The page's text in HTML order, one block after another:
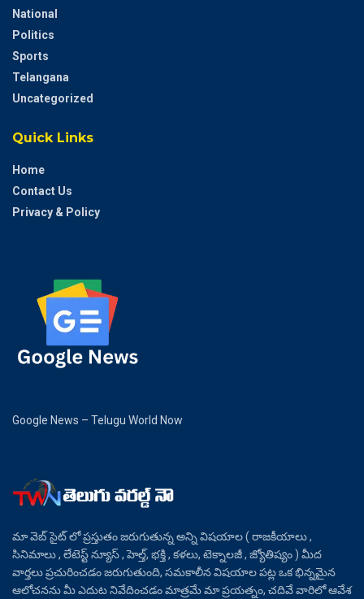
National
Politics
Sports
Telangana
Uncategorized
Quick Links
Home
Contact Us
Privacy & Policy
Google News – Telugu World Now
మా వెబ్ సైట్ లో ప్రస్తుతం జరుగుతున్న అన్ని విషయాల ( రాజకీయాలు ,
సినిమాలు , లేటెస్ట్ న్యూస్ , హెల్త్, భక్తి , కళలు, టెక్నాలజీ , జ్యోతిష్యం ) మీద
వార్తలు ప్రచురించడం జరుగుతుంది, సమకాలీన విషయాల పట్ల ఒక భిన్నమైన
ఆలోచనను మీ ఎదుట నివేదించడం మాత్రమే మా ప్రయత్నం, చదివే వారిలో ఆవేశ